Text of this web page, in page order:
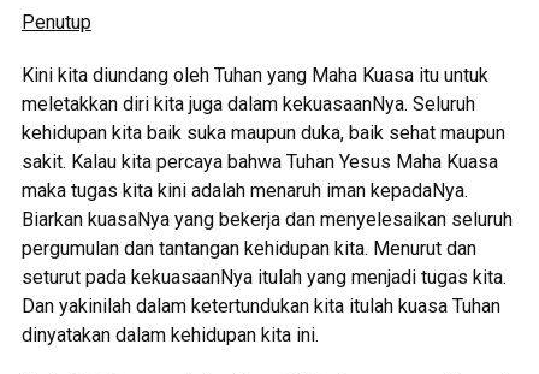
Penutup
Kini kita diundang oleh Tuhan yang Maha Kuasa itu untuk
meletakkan diri kita juga dalam kekuasaanNya. Seluruh
kehidupan kita baik suka maupun duka, baik sehat maupun
sakit. Kalau kita percaya bahwa Tuhan Yesus Maha Kuasa
maka tugas kita kini adalah menaruh iman kepadaNya.
Biarkan kuasaNya yang bekerja dan menyelesaikan seluruh
pergumulan dan tantangan kehidupan kita. Menurut dan
seturut pada kekuasaanNya itulah yang menjadi tugas kita.
Dan yakinilah dalam ketertundukan kita itulah kuasa Tuhan
dinyatakan dalam kehidupan kita ini.